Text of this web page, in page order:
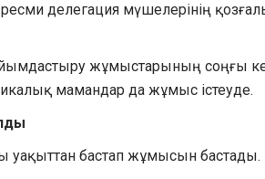
делегация мүшелерінің
жұмыстарының соңғы
мамандар да жұмыс істеуде.
уақыттан бастап жұмысын бастады.